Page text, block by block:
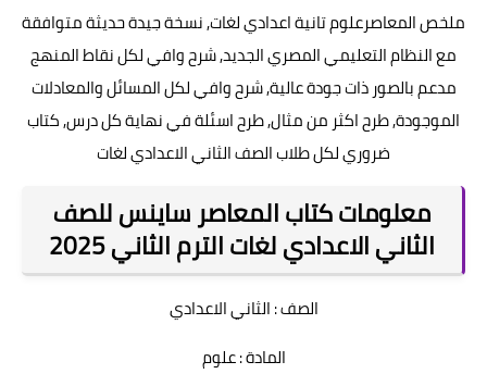
ملخص المعاصرعلوم تانية اعدادي لغات, نسخة جيدة حديثة متوافقة
مع النظام التعليمي المصري الجديد, شرح وافي لكل نقاط المنهج
مدعم بالصور ذات جودة عالية, شرح وافي لكل المسائل والمعادلات
الموجودة, طرح اكثر من مثال, طرح اسئلة في نهاية كل درس, كتاب
ضروري لكل طلاب الصف الثاني الاعدادي لغات
معلومات كتاب المعاصر ساينس للصف
الثاني الاعدادي لغات الترم الثاني 2025
الصف : الثاني الاعدادي
المادة : علوم